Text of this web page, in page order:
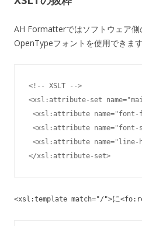
AH Formatterではソフトウェア側
OpenTypeフォントを使用できます
<!-- XSLT -->
<xsl:attribute-set
<xsl:attribute name="font-
<xsl:attribute
<xsl:attribute
</xsl:attribute-set>
<xsl:template match="/">に